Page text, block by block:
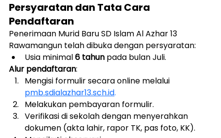
Persyaratan dan Tata Cara
Pendaftaran
Penerimaan Murid Baru SD Islam Al Azhar 13
Rawamangun telah dibuka dengan persyaratan:
Usia minimal 6 tahun pada bulan Juli.
Alur pendaftaran:
Mengisi formulir secara online melalui
pmb.sdialazhar13.sch.id.
Melakukan pembayaran formulir.
Verifikasi di sekolah dengan menyerahkan
dokumen (akta lahir, rapor TK, pas foto, KK).